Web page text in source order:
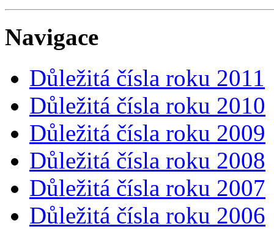
Navigace
Důležitá čísla roku 2011
Důležitá čísla roku 2010
Důležitá čísla roku 2009
Důležitá čísla roku 2008
Důležitá čísla roku 2007
Důležitá čísla roku 2006